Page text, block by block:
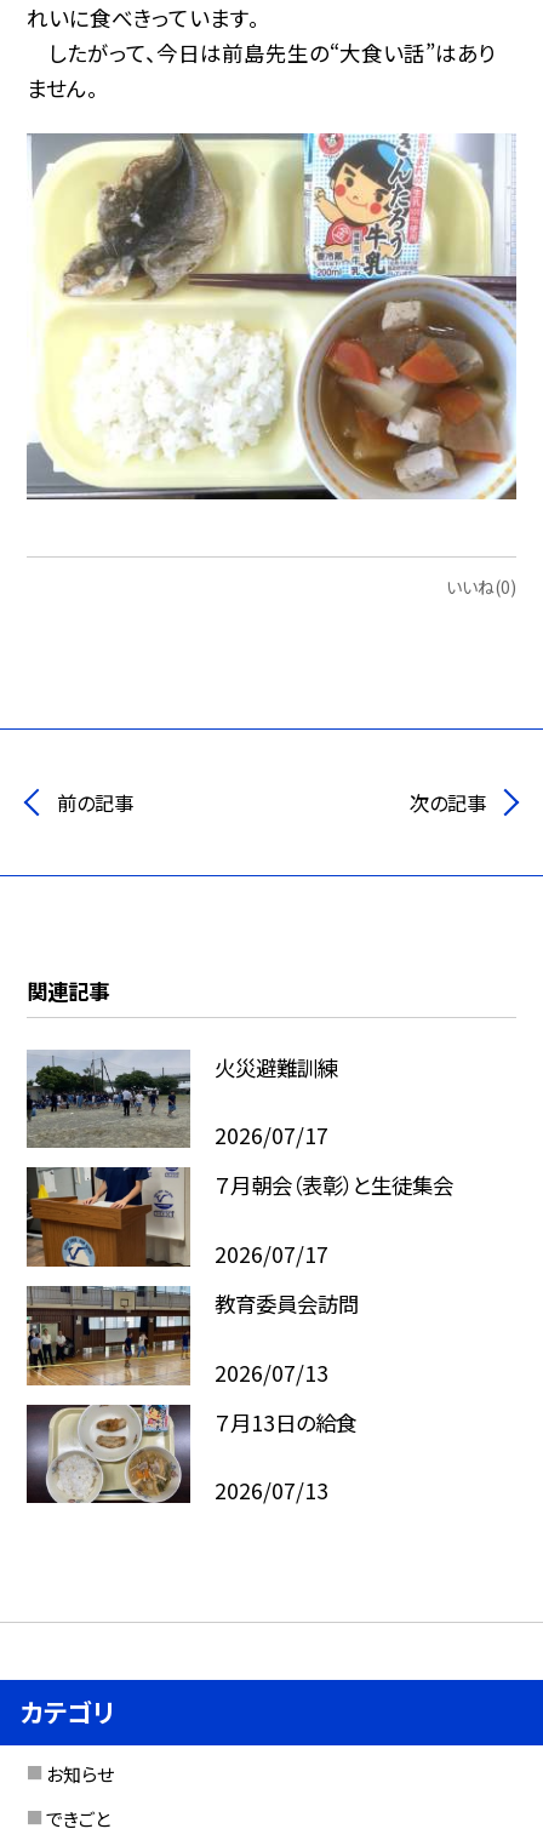
れいに食べきっています。
したがって、今日は前島先生の“大食い話”はあり
ません。
いいね(0)
前の記事 次の記事
関連記事
火災避難訓練
2026/07/17
７月朝会（表彰）と生徒集会
2026/07/17
教育委員会訪問
2026/07/13
７月13日の給食
2026/07/13
カテゴリ
お知らせ
できごと